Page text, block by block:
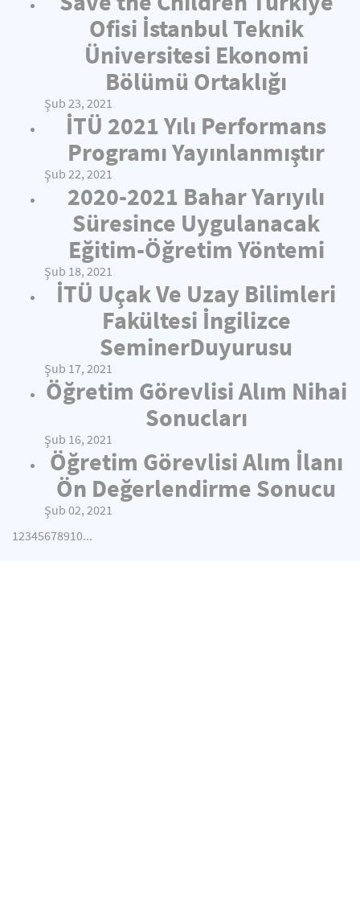
Ofisi İstanbul Teknik
Üniversitesi Ekonomi
Bölümü Ortaklığı
Şub 23, 2021
İTÜ 2021 Yılı Performans
Programı Yayınlanmıştır
Şub 22, 2021
2020-2021 Bahar Yarıyılı
Süresince Uygulanacak
Eğitim-Öğretim Yöntemi
Şub 18, 2021
İTÜ Uçak Ve Uzay Bilimleri
Fakültesi İngilizce
SeminerDuyurusu
Şub 17, 2021
Öğretim Görevlisi Alım Nihai
Sonucları
Şub 16, 2021
Öğretim Görevlisi Alım İlanı
Ön Değerlendirme Sonucu
Şub 02, 2021
12345678910...